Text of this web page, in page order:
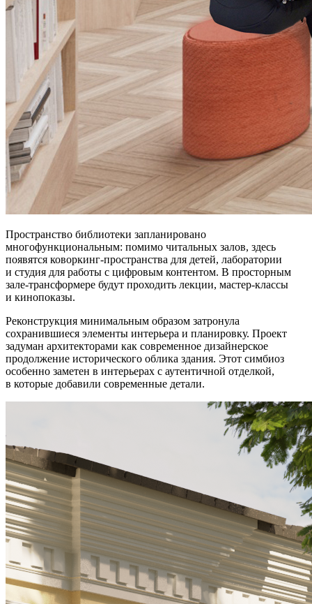
Пространство библиотеки запланировано
многофункциональным: помимо читальных залов, здесь
появятся коворкинг-пространства для детей, лаборатории
и студия для работы с цифровым контентом. В просторным
зале-трансформере будут проходить лекции, мастер-классы
и кинопоказы.
Реконструкция минимальным образом затронула
сохранившиеся элементы интерьера и планировку. Проект
задуман архитекторами как современное дизайнерское
продолжение исторического облика здания. Этот симбиоз
особенно заметен в интерьерах с аутентичной отделкой,
в которые добавили современные детали.